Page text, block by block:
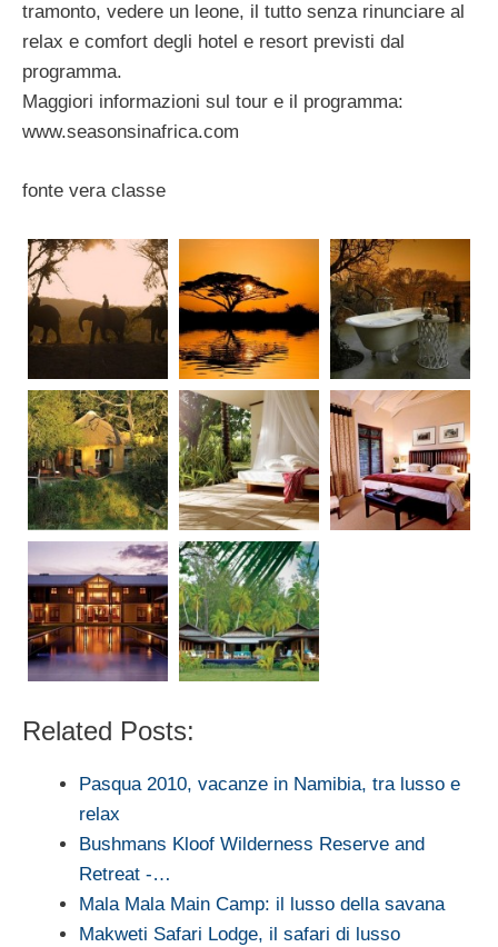
tramonto, vedere un leone, il tutto senza rinunciare al
relax e comfort degli hotel e resort previsti dal
programma.
Maggiori informazioni sul tour e il programma:
www.seasonsinafrica.com
fonte vera classe
Related Posts:
Pasqua 2010, vacanze in Namibia, tra lusso e
relax
Bushmans Kloof Wilderness Reserve and
Retreat -…
Mala Mala Main Camp: il lusso della savana
Makweti Safari Lodge, il safari di lusso